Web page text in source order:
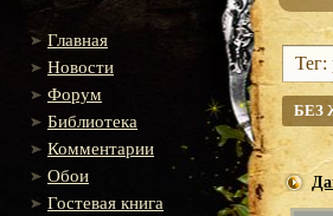
Главная
Новости
Форум
Библиотека
Комментарии
Обои
Гостевая книга
Тег:
БЕЗ